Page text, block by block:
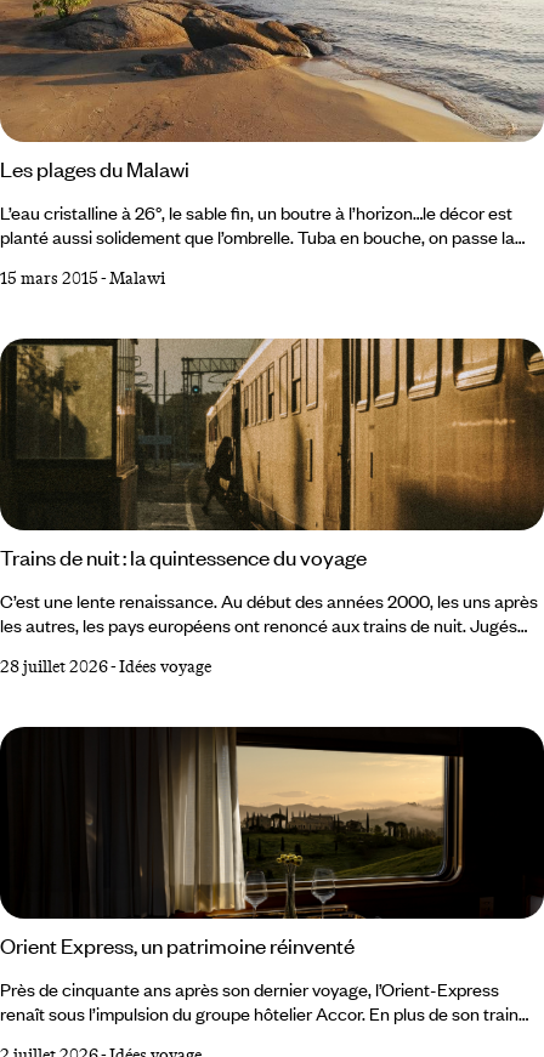
Les plages du Malawi
L’eau cristalline à 26°, le sable fin, un boutre à l’horizon…le décor est
planté aussi solidement que l’ombrelle. Tuba en bouche, on passe la
cloche : l’eau est douce ! Logique car malgré les apparences nous
9ème mondial par sa taille : 585 kilomètres de long, 30 à 80 de large.
15 mars 2015-Malawi
Trains de nuit : la quintessence du voyage
C’est une lente renaissance. Au début des années 2000, les uns après
les autres, les pays européens ont renoncé aux trains de nuit. Jugés
et du TGV, ils semblaient condamnés à disparaître. Dans l’imaginaire
mouvement s’est inversé et il apparaît aujourd’hui comme le moyen de
transport le plus adapté aux enjeux de mobilité actuels et futurs.
28 juillet 2026-Idées voyage
Orient Express, un patrimoine réinventé
Près de cinquante ans après son dernier voyage, l’Orient-Express
renaît sous l’impulsion du groupe hôtelier Accor. En plus de son train